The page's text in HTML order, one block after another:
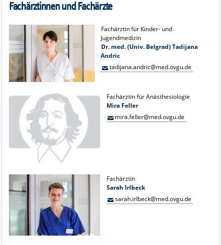
Fachärztinnen und Fachärzte
Fachärztin für Kinder- und
Jugendmedizin
Dr. med. (Univ. Belgrad) Tadijana
Andric
tadijana.andric@med.ovgu.de
Fachärztin für Anästhesiologie
Mira Feller
mira.feller@med.ovgu.de
Fachärztin
Sarah Irlbeck
sarah.irlbeck@med.ovgu.de